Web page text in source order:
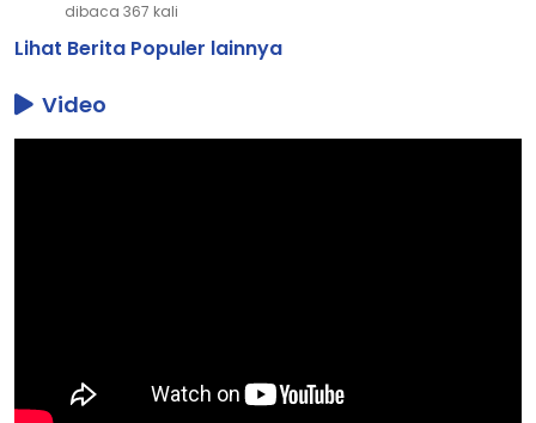
dibaca 367 kali
Lihat Berita Populer lainnya
Video